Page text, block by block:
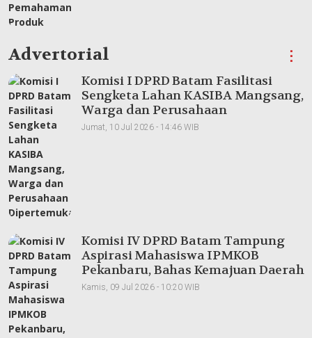
Advertorial ⋮
Komisi I DPRD Batam Fasilitasi
Sengketa Lahan KASIBA Mangsang,
Warga dan Perusahaan
Dipertemukan
Jumat, 10 Jul 2026 - 14:46 WIB
Komisi IV DPRD Batam Tampung
Aspirasi Mahasiswa IPMKOB
Pekanbaru, Bahas Kemajuan Daerah
Kamis, 09 Jul 2026 - 10:20 WIB